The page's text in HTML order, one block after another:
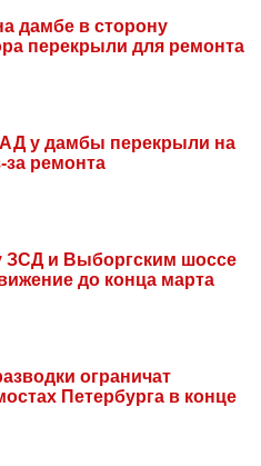
дамбе в сторону
перекрыли для ремонта
у дамбы перекрыли на
за ремонта
ЗСД и Выборгским шоссе
до конца марта
ограничат
Петербурга в конце